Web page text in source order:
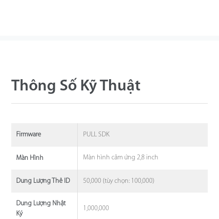
Thông Số Kỹ Thuật
Firmware PULL SDK
Màn Hình Màn hình cảm ứng 2,8 inch
Dung Lượng Thẻ ID 50,000 (tùy chọn: 100,000)
Dung Lượng Nhật
Ký
1,000,000